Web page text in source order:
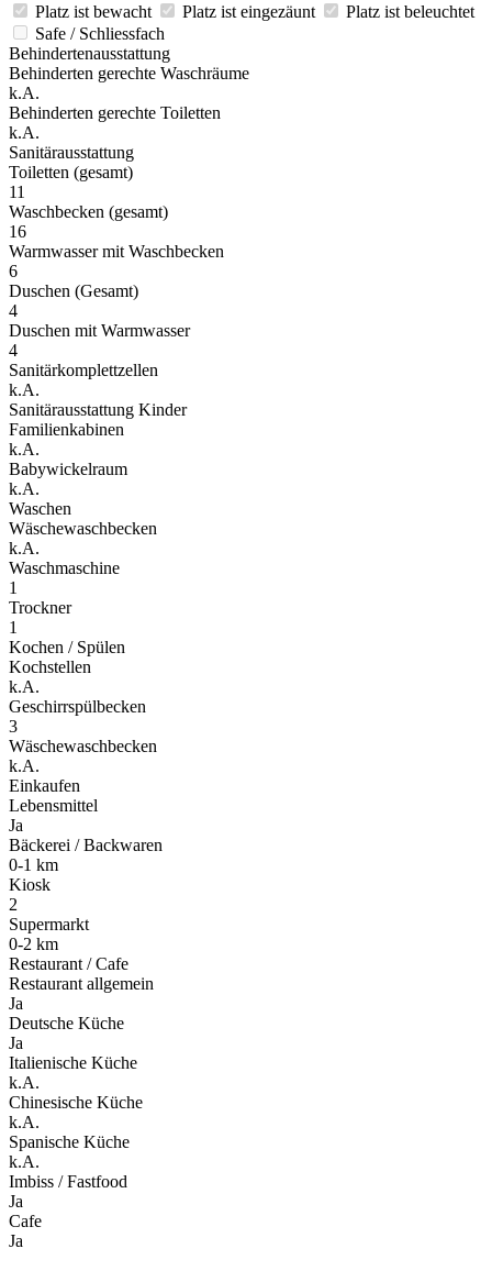
Platz ist bewacht
Platz ist eingezäunt
Platz ist beleuchtet
Safe / Schliessfach
Behindertenausstattung
Behinderten gerechte Waschräume
k.A.
Behinderten gerechte Toiletten
k.A.
Sanitärausstattung
Toiletten (gesamt)
11
Waschbecken (gesamt)
16
Warmwasser mit Waschbecken
6
Duschen (Gesamt)
4
Duschen mit Warmwasser
4
Sanitärkomplettzellen
k.A.
Sanitärausstattung Kinder
Familienkabinen
k.A.
Babywickelraum
k.A.
Waschen
Wäschewaschbecken
k.A.
Waschmaschine
1
Trockner
1
Kochen / Spülen
Kochstellen
k.A.
Geschirrspülbecken
3
Wäschewaschbecken
k.A.
Einkaufen
Lebensmittel
Ja
Bäckerei / Backwaren
0-1 km
Kiosk
2
Supermarkt
0-2 km
Restaurant / Cafe
Restaurant allgemein
Ja
Deutsche Küche
Ja
Italienische Küche
k.A.
Chinesische Küche
k.A.
Spanische Küche
k.A.
Imbiss / Fastfood
Ja
Cafe
Ja